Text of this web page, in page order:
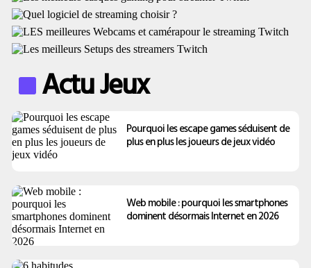
Actu Jeux
Pourquoi les escape games séduisent de
plus en plus les joueurs de jeux vidéo
Web mobile : pourquoi les smartphones
dominent désormais Internet en 2026